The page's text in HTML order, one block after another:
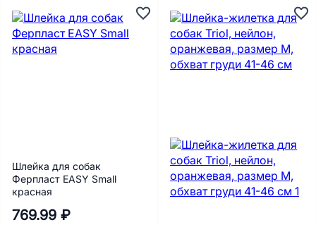
Шлейка для собак
Ферпласт EASY Small
красная
769.99 ₽